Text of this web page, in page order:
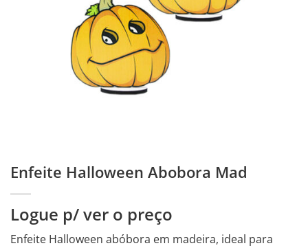
Enfeite Halloween Abobora Mad
Logue p/ ver o preço
Enfeite Halloween abóbora em madeira, ideal para